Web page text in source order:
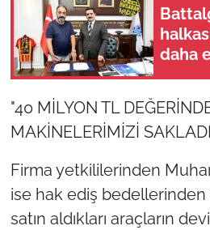
daha
"40 MİLYON TL
MAKİNELERİMİZİ
Firma yetkililerinden
ise hak ediş
satın aldıkları araçların